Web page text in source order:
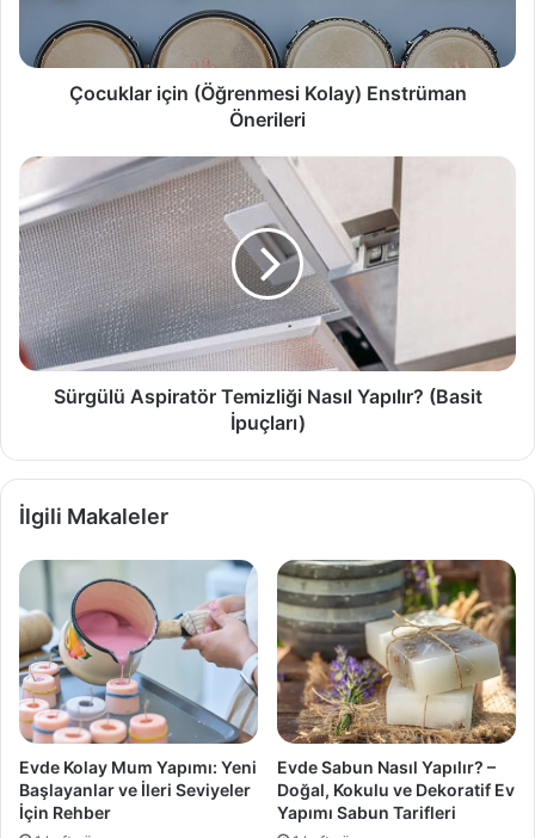
Çocuklar için (Öğrenmesi Kolay) Enstrüman
Önerileri
Sürgülü
Aspiratör
Temizliği
Nasıl
Yapılır?
(Basit
İpuçları)
Sürgülü Aspiratör Temizliği Nasıl Yapılır? (Basit
İpuçları)
İlgili Makaleler
Evde Kolay Mum Yapımı: Yeni
Başlayanlar ve İleri Seviyeler
İçin Rehber
Evde Sabun Nasıl Yapılır? –
Doğal, Kokulu ve Dekoratif Ev
Yapımı Sabun Tarifleri